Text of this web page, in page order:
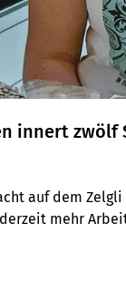
innert zwölf
auf dem
mehr